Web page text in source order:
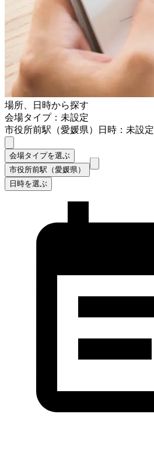
場所、日時から探す
会場タイプ：未設定
市役所前駅（愛媛県）
日時：未設定
会場タイプを選ぶ
市役所前駅（愛媛県）
日時を選ぶ